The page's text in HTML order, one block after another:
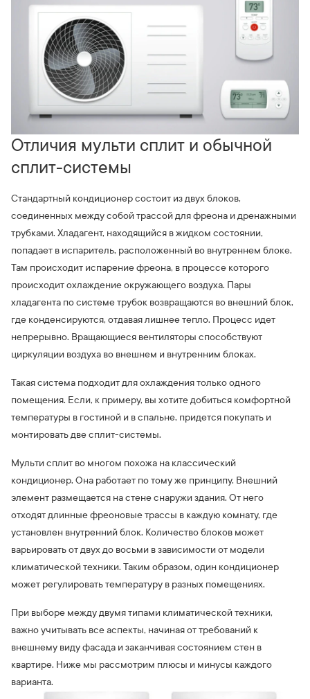
Отличия мульти сплит и обычной
сплит-системы
Стандартный кондиционер состоит из двух блоков,
соединенных между собой трассой для фреона и дренажными
трубками. Хладагент, находящийся в жидком состоянии,
попадает в испаритель, расположенный во внутреннем блоке.
Там происходит испарение фреона, в процессе которого
происходит охлаждение окружающего воздуха. Пары
хладагента по системе трубок возвращаются во внешний блок,
где конденсируются, отдавая лишнее тепло. Процесс идет
непрерывно. Вращающиеся вентиляторы способствуют
циркуляции воздуха во внешнем и внутренним блоках.
Такая система подходит для охлаждения только одного
помещения. Если, к примеру, вы хотите добиться комфортной
температуры в гостиной и в спальне, придется покупать и
монтировать две сплит-системы.
Мульти сплит во многом похожа на классический
кондиционер. Она работает по тому же принципу. Внешний
элемент размещается на стене снаружи здания. От него
отходят длинные фреоновые трассы в каждую комнату, где
установлен внутренний блок. Количество блоков может
варьировать от двух до восьми в зависимости от модели
климатической техники. Таким образом, один кондиционер
может регулировать температуру в разных помещениях.
При выборе между двумя типами климатической техники,
важно учитывать все аспекты, начиная от требований к
внешнему виду фасада и заканчивая состоянием стен в
квартире. Ниже мы рассмотрим плюсы и минусы каждого
варианта.